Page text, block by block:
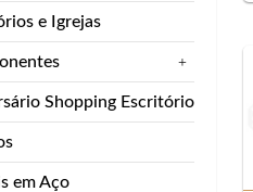
e Igrejas
+
Shopping Escritório
em Aço